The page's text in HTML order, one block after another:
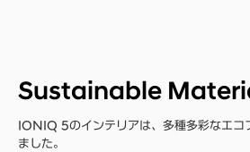
Sustainable
IONIQ 5のインテリアは、多種多彩なエコ
ました。